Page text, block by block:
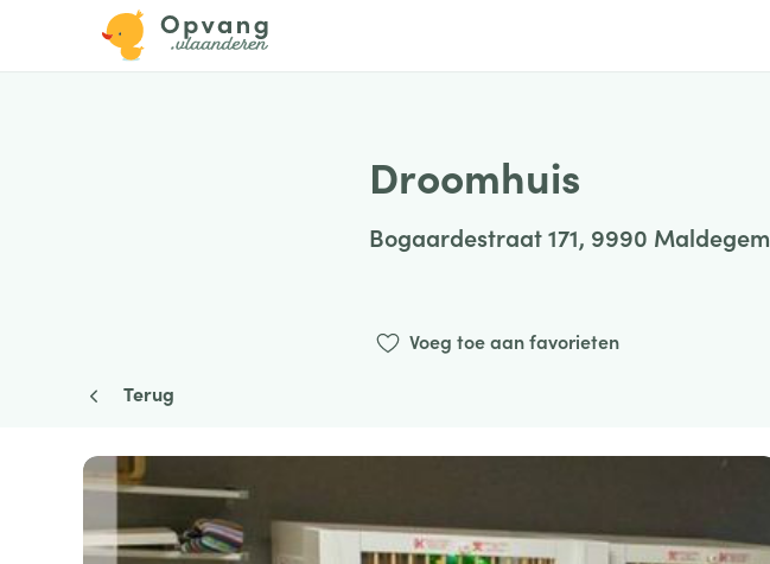
Droomhuis
Bogaardestraat 171, 9990 Maldegem
Voeg toe aan favorieten
Terug